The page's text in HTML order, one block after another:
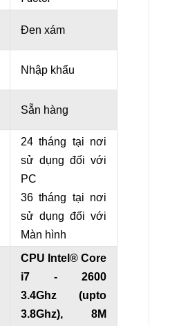
Đen xám
Nhập khẩu
Sẵn hàng
24 tháng tại nơi
sử dụng đối với
PC
36 tháng tại nơi
sử dụng đối với
Màn hình
CPU Intel® Core
i7 - 2600
3.4Ghz (upto
3.8Ghz), 8M